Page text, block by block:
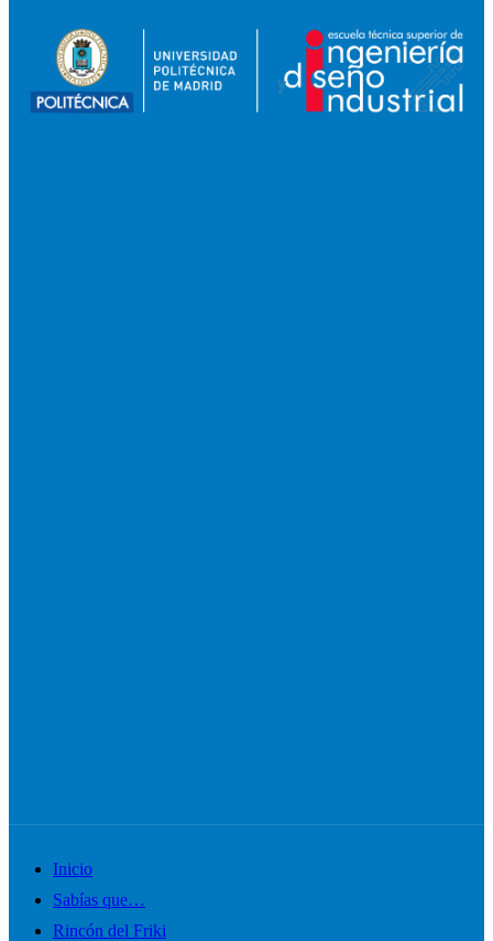
Alternar
menú
Inicio
Sabías que…
Rincón del Friki